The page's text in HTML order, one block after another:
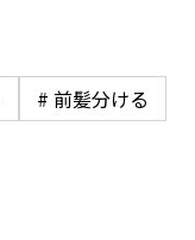
# 前髪分ける